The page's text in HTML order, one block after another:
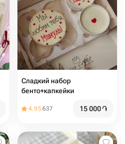
Сладкий набор
бенто+капкейки
4.95637 15 000֏